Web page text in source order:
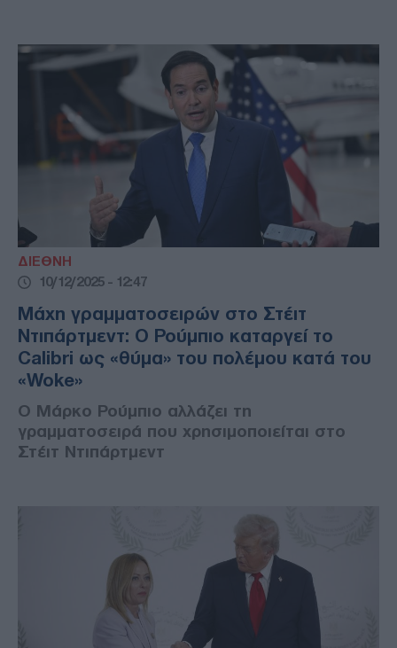
ΔΙΕΘΝΗ
10/12/2025 - 12:47
Μάχη γραμματοσειρών στο Στέιτ
Ντιπάρτμεντ: Ο Ρούμπιο καταργεί το
Calibri ως «θύμα» του πολέμου κατά του
«Woke»
Ο Μάρκο Ρούμπιο αλλάζει τη
γραμματοσειρά που χρησιμοποιείται στο
Στέιτ Ντιπάρτμεντ